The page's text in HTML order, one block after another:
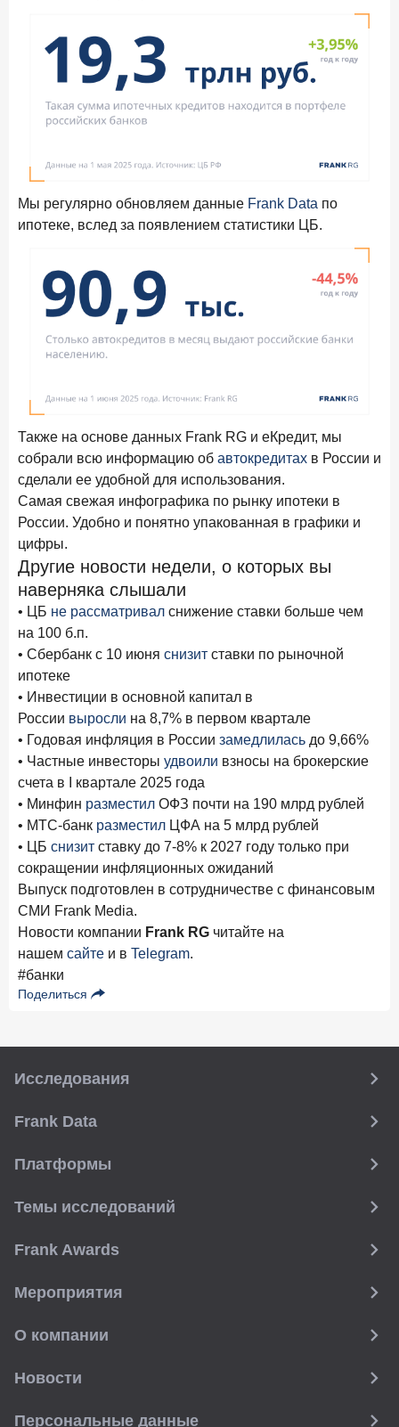
ПОДПИСАТЬСЯ
Я согласен с условиямиобработки данных
Мы регулярно обновляем данные Frank Data по
ипотеке, вслед за появлением статистики ЦБ.
Также на основе данных Frank RG и еКредит, мы
собрали всю информацию об автокредитах в России и
сделали ее удобной для использования.
Самая свежая инфографика по рынку ипотеки в
России. Удобно и понятно упакованная в графики и
цифры.
Другие новости недели, о которых вы
наверняка слышали
• ЦБ не рассматривал снижение ставки больше чем
на 100 б.п.
• Сбербанк с 10 июня снизит ставки по рыночной
ипотеке
• Инвестиции в основной капитал в
России выросли на 8,7% в первом квартале
• Годовая инфляция в России замедлилась до 9,66%
• Частные инвесторы удвоили взносы на брокерские
счета в I квартале 2025 года
• Минфин разместил ОФЗ почти на 190 млрд рублей
• МТС-банк разместил ЦФА на 5 млрд рублей
• ЦБ снизит ставку до 7-8% к 2027 году только при
сокращении инфляционных ожиданий
Выпуск подготовлен в сотрудничестве с финансовым
СМИ Frank Media.
Новости компании Frank RG читайте на
нашем сайте и в Telegram.
#банки
Поделиться
Исследования
Frank Data
Платформы
Темы исследований
Frank Awards
Мероприятия
О компании
Новости
Персональные данные